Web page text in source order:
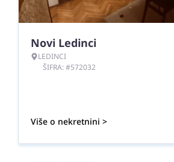
Novi Ledinci
LEDINCI
ŠIFRA: #572032
Više o nekretnini >